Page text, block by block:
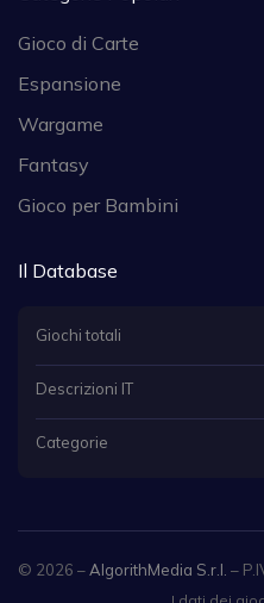
Gioco di Carte
Espansione
Wargame
Fantasy
Gioco per Bambini
Il Database
Giochi totali
Descrizioni IT
Categorie
© 2026 – AlgorithMedia S.r.l. –